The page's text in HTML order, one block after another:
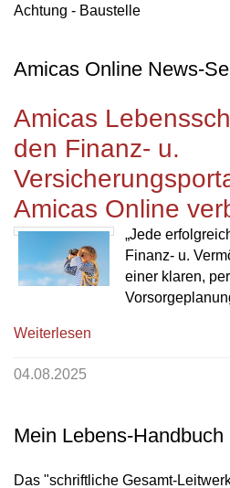
Achtung - Baustelle
Amicas Online News-
Amicas
den Finanz- u.
Amicas Online
„Jede
Finanz- u.
einer klaren,
Weiterlesen
04.08.2025
Mein Lebens-Handbuch
Das "schriftliche Gesamt-